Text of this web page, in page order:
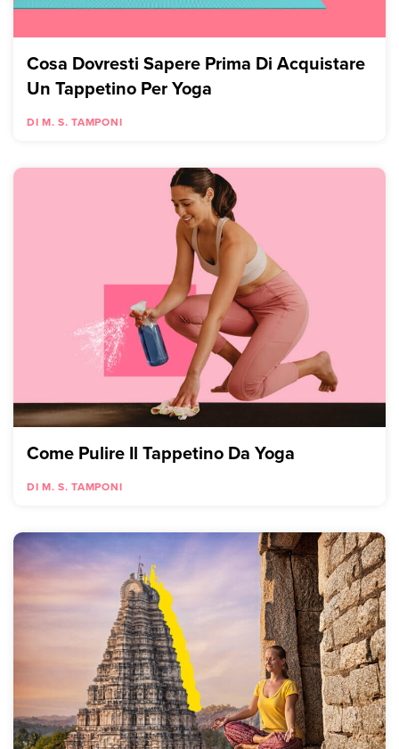
Cosa Dovresti Sapere Prima Di Acquistare
Un Tappetino Per Yoga
DI M. S. TAMPONI
Come Pulire Il Tappetino Da Yoga
DI M. S. TAMPONI